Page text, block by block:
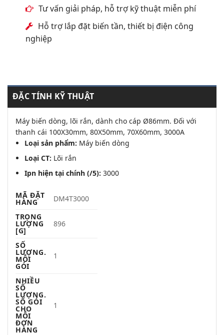
Tư vấn giải pháp, hỗ trợ kỹ thuật miễn phí
Hỗ trợ lắp đặt biến tần, thiết bị điện công
nghiệp
ĐẶC TÍNH KỸ THUẬT
Máy biến dòng, lõi rắn, dành cho cáp Ø86mm. Đối với
thanh cái 100X30mm, 80X50mm, 70X60mm, 3000A
Loại sản phẩm: Máy biến dòng
Loại CT: Lõi rắn
Ipn hiện tại chính (/5): 3000
MÃ ĐẶT
HÀNG
DM4T3000
TRỌNG
LƯỢNG
[G]
896
SỐ
LƯỢNG.
MỖI
GÓI
1
NHIỀU
SỐ
LƯỢNG.
SỐ GÓI
CHO
MỖI
ĐƠN
HÀNG
1